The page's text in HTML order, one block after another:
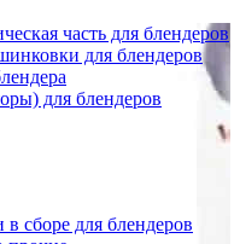
часть для блендеров
для блендеров
для блендеров
сборе для блендеров